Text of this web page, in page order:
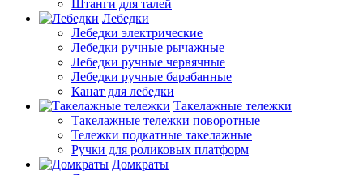
Штанги для талей
Лебедки
Лебедки электрические
Лебедки ручные рычажные
Лебедки ручные червячные
Лебедки ручные барабанные
Канат для лебедки
Такелажные тележки
Такелажные тележки поворотные
Тележки подкатные такелажные
Ручки для роликовых платформ
Домкраты